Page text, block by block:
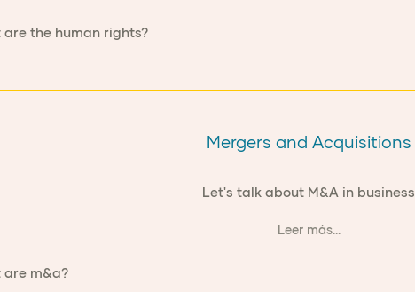
Mergers and Acquisitions
Let's talk about M&A in business
Leer más...